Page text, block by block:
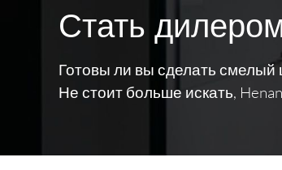
Стать
Готовы ли вы сделать смелый
Не стоит больше искать,